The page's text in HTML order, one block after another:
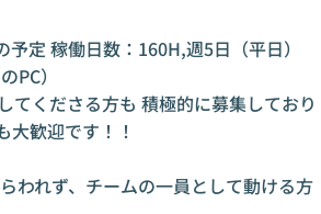
稼働日数：160H,週5日（平日）
）
てくださる方も 積極的に募集しており
大歓迎です！！
われず、チームの一員として動ける方